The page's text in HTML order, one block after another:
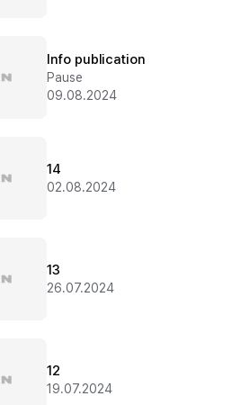
Info publication
Pause
09.08.2024
14
02.08.2024
13
26.07.2024
12
19.07.2024